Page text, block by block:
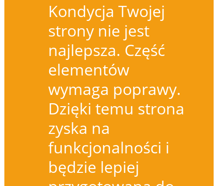
Kondycja Twojej
strony nie jest
najlepsza. Część
elementów
wymaga poprawy.
Dzięki temu strona
zyska na
funkcjonalności i
będzie lepiej